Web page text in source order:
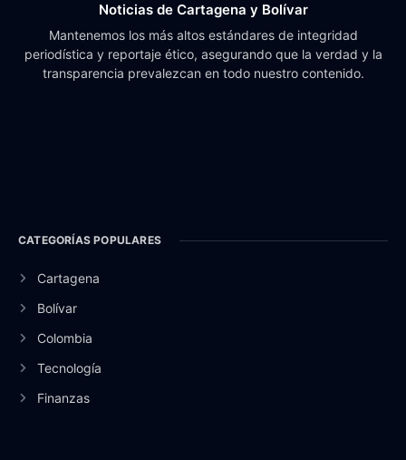
Noticias de Cartagena y Bolívar
Mantenemos los más altos estándares de integridad
periodística y reportaje ético, asegurando que la verdad y la
transparencia prevalezcan en todo nuestro contenido.
CATEGORÍAS POPULARES
Cartagena
Bolívar
Colombia
Tecnología
Finanzas